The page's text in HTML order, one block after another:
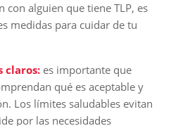
con alguien que tiene TLP, es
medidas para cuidar de tu
claros: es importante que
qué es aceptable y
Los límites saludables evitan
por las necesidades